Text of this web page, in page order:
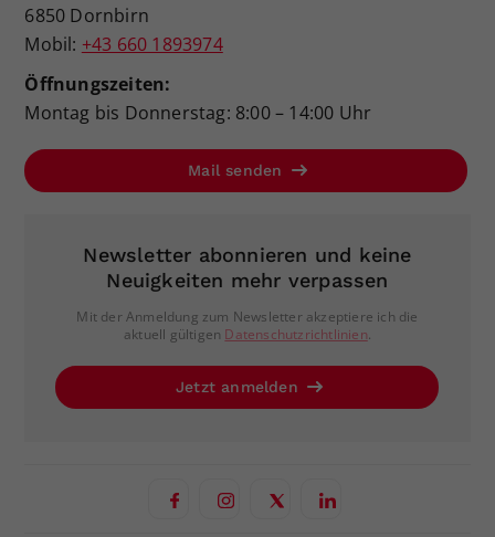
6850 Dornbirn
Mobil: +43 660 1893974
Öffnungszeiten:
Montag bis Donnerstag: 8:00 – 14:00 Uhr
Mail senden
Newsletter abonnieren und keine
Neuigkeiten mehr verpassen
Mit der Anmeldung zum Newsletter akzeptiere ich die
aktuell gültigen Datenschutzrichtlinien.
Jetzt anmelden